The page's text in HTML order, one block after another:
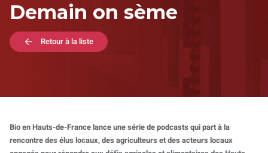
Demain on sème
Retour à la liste
Bio en Hauts-de-France lance une série de podcasts qui part à la
rencontre des élus locaux, des agriculteurs et des acteurs locaux